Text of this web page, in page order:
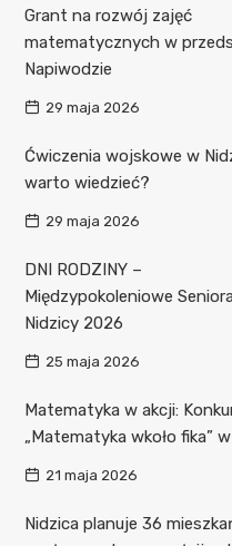
Grant na rozwój zajęć
matematycznych w
Napiwodzie
29 maja 2026
Ćwiczenia wojskowe w
warto wiedzieć?
29 maja 2026
DNI RODZINY –
Międzypokoleniowe
Nidzicy 2026
25 maja 2026
Matematyka w akcji:
„Matematyka wkoło fika”
21 maja 2026
Nidzica planuje 36